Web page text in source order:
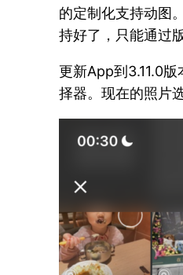
的定制化支持动图
持好了，只能通过
更新App到3.11.0
择器。现在的照片